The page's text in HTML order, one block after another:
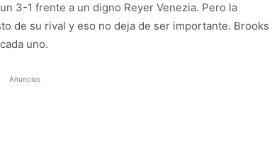
3-1 frente a un digno Reyer Venezia. Pero la
de su rival y eso no deja de ser importante. Brooks
uno.
Anuncios